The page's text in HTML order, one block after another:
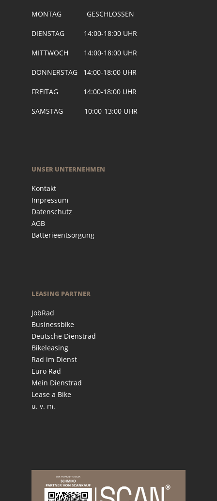
MONTAG GESCHLOSSEN
DIENSTAG 14:00-18:00 UHR
MITTWOCH 14:00-18:00 UHR
DONNERSTAG 14:00-18:00 UHR
FREITAG 14:00-18:00 UHR
SAMSTAG 10:00-13:00 UHR
UNSER UNTERNEHMEN
Kontakt
Impressum
Datenschutz
AGB
Batterieentsorgung
LEASING PARTNER
JobRad
Businessbike
Deutsche Dienstrad
Bikeleasing
Rad im Dienst
Euro Rad
Mein Dienstrad
Lease a Bike
u. v. m.